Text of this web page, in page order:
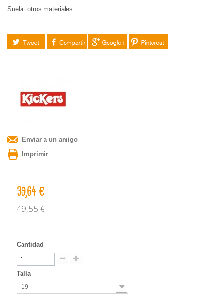
Suela: otros materiales
Tuitear Compartir Google+ Pinterest
Enviar a un amigo
Imprimir
39,64 €
49,55 €
Cantidad
Talla
19